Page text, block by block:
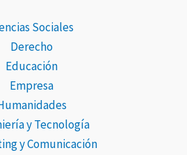
Sociales
Derecho
Educación
Empresa
y Tecnología
y Comunicación